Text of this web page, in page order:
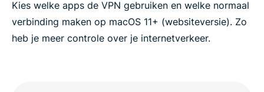
Kies welke apps de VPN gebruiken en welke normaal
verbinding maken op macOS 11+ (websiteversie). Zo
heb je meer controle over je internetverkeer.